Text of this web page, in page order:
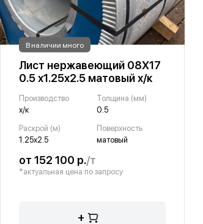
В наличии много
Лист нержавеющий 08Х17
0.5 х1.25х2.5 матовый х/к
Производство
х/к
Толщина (мм)
0.5
Раскрой (м)
1.25х2.5
Поверхность
матовый
от 152 100 р./т
*актуальная цена по запросу
+